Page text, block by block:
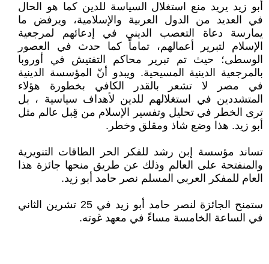
أبو زيد يريد منع استغلال السياسة للدين كما هو الحال
في العديد من الدول العربية والإسلامية، ويرفض ما
يمارسة دعاة التعصب الديني في إدعائهم لمرجعية
الإسلام لتبرير أعمالهم، تماماً كما حدث في العصور
الوسطى؛ حيث تم تبرير محاكم التفتيش في أوروبا
بالمرجعية الدينية المسيحية. ويبدو أنّ المؤسسة الدينية
في مصر لا تشعر بالقدر الكافي بخطورة هؤلاء
المتشددين في استغلالهم للدين لأهداف سياسية ، بل
ترى الخطر في تحليل وتفسير الإسلام من قِبل عالم مثل
أبو زيد. هذا وضع شاذ ومقلق وخطر.
تساند مؤسسة إبن رشد للفكر الحر الطاقات التنويرية
والمنفتحة على العالم وذلك عن طريق منحها جائزة هذا
العام للمفكر العربي المسلم نصر حامد أبو زيد.
ستمنح الجائزة لنصر حامد أبو زيد في 25 تشرين الثاني
في الساعة الخامسة مساءً في معهد غوته.